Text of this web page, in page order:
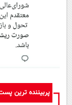
پربیننده ترین